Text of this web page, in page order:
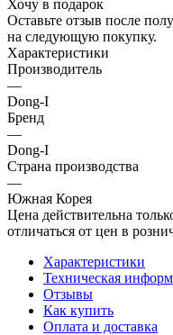
Хочу в подарок
Оставьте отзыв после
на следующую покупку.
Характеристики
Производитель
—
Dong-I
Бренд
—
Dong-I
Страна производства
—
Южная Корея
Цена действительна
отличаться от цен в
Характеристики
Техническая
Отзывы
Как купить
Оплата и доставка